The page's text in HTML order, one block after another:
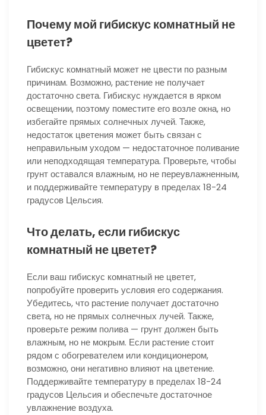
Почему мой гибискус комнатный не
цветет?
Гибискус комнатный может не цвести по разным
причинам. Возможно, растение не получает
достаточно света. Гибискус нуждается в ярком
освещении, поэтому поместите его возле окна, но
избегайте прямых солнечных лучей. Также,
недостаток цветения может быть связан с
неправильным уходом — недостаточное поливание
или неподходящая температура. Проверьте, чтобы
грунт оставался влажным, но не переувлажненным,
и поддерживайте температуру в пределах 18-24
градусов Цельсия.
Что делать, если гибискус
комнатный не цветет?
Если ваш гибискус комнатный не цветет,
попробуйте проверить условия его содержания.
Убедитесь, что растение получает достаточно
света, но не прямых солнечных лучей. Также,
проверьте режим полива — грунт должен быть
влажным, но не мокрым. Если растение стоит
рядом с обогревателем или кондиционером,
возможно, они негативно влияют на цветение.
Поддерживайте температуру в пределах 18-24
градусов Цельсия и обеспечьте достаточное
увлажнение воздуха.